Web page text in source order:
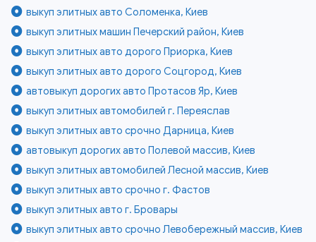
выкуп элитных авто Соломенка, Киев
выкуп элитных машин Печерский район, Киев
выкуп элитных авто дорого Приорка, Киев
выкуп элитных авто дорого Соцгород, Киев
автовыкуп дорогих авто Протасов Яр, Киев
выкуп элитных автомобилей г. Переяслав
выкуп элитных авто срочно Дарница, Киев
автовыкуп дорогих авто Полевой массив, Киев
выкуп элитных автомобилей Лесной массив, Киев
выкуп элитных авто срочно г. Фастов
выкуп элитных авто г. Бровары
выкуп элитных авто срочно Левобережный массив, Киев